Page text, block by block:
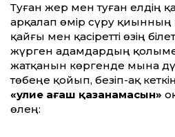
Туған жер мен туған елдің
арқалап өмір сүру
қайғы мен қасіретті өзің
жүрген адамдардың
жатқанын көргенде мына
төбеңе қойып, безіп-ақ
«Әулие ағаш қазанамасын»
өлең: